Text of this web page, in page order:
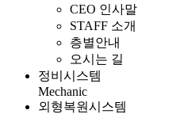
CEO 인사말
STAFF 소개
층별안내
오시는 길
정비시스템
Mechanic
외형복원시스템